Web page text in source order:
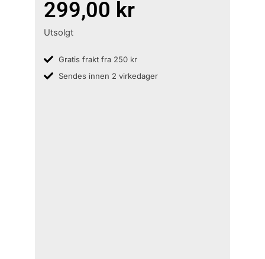
299,00 kr
Utsolgt
Gratis frakt fra 250 kr
Sendes innen 2 virkedager